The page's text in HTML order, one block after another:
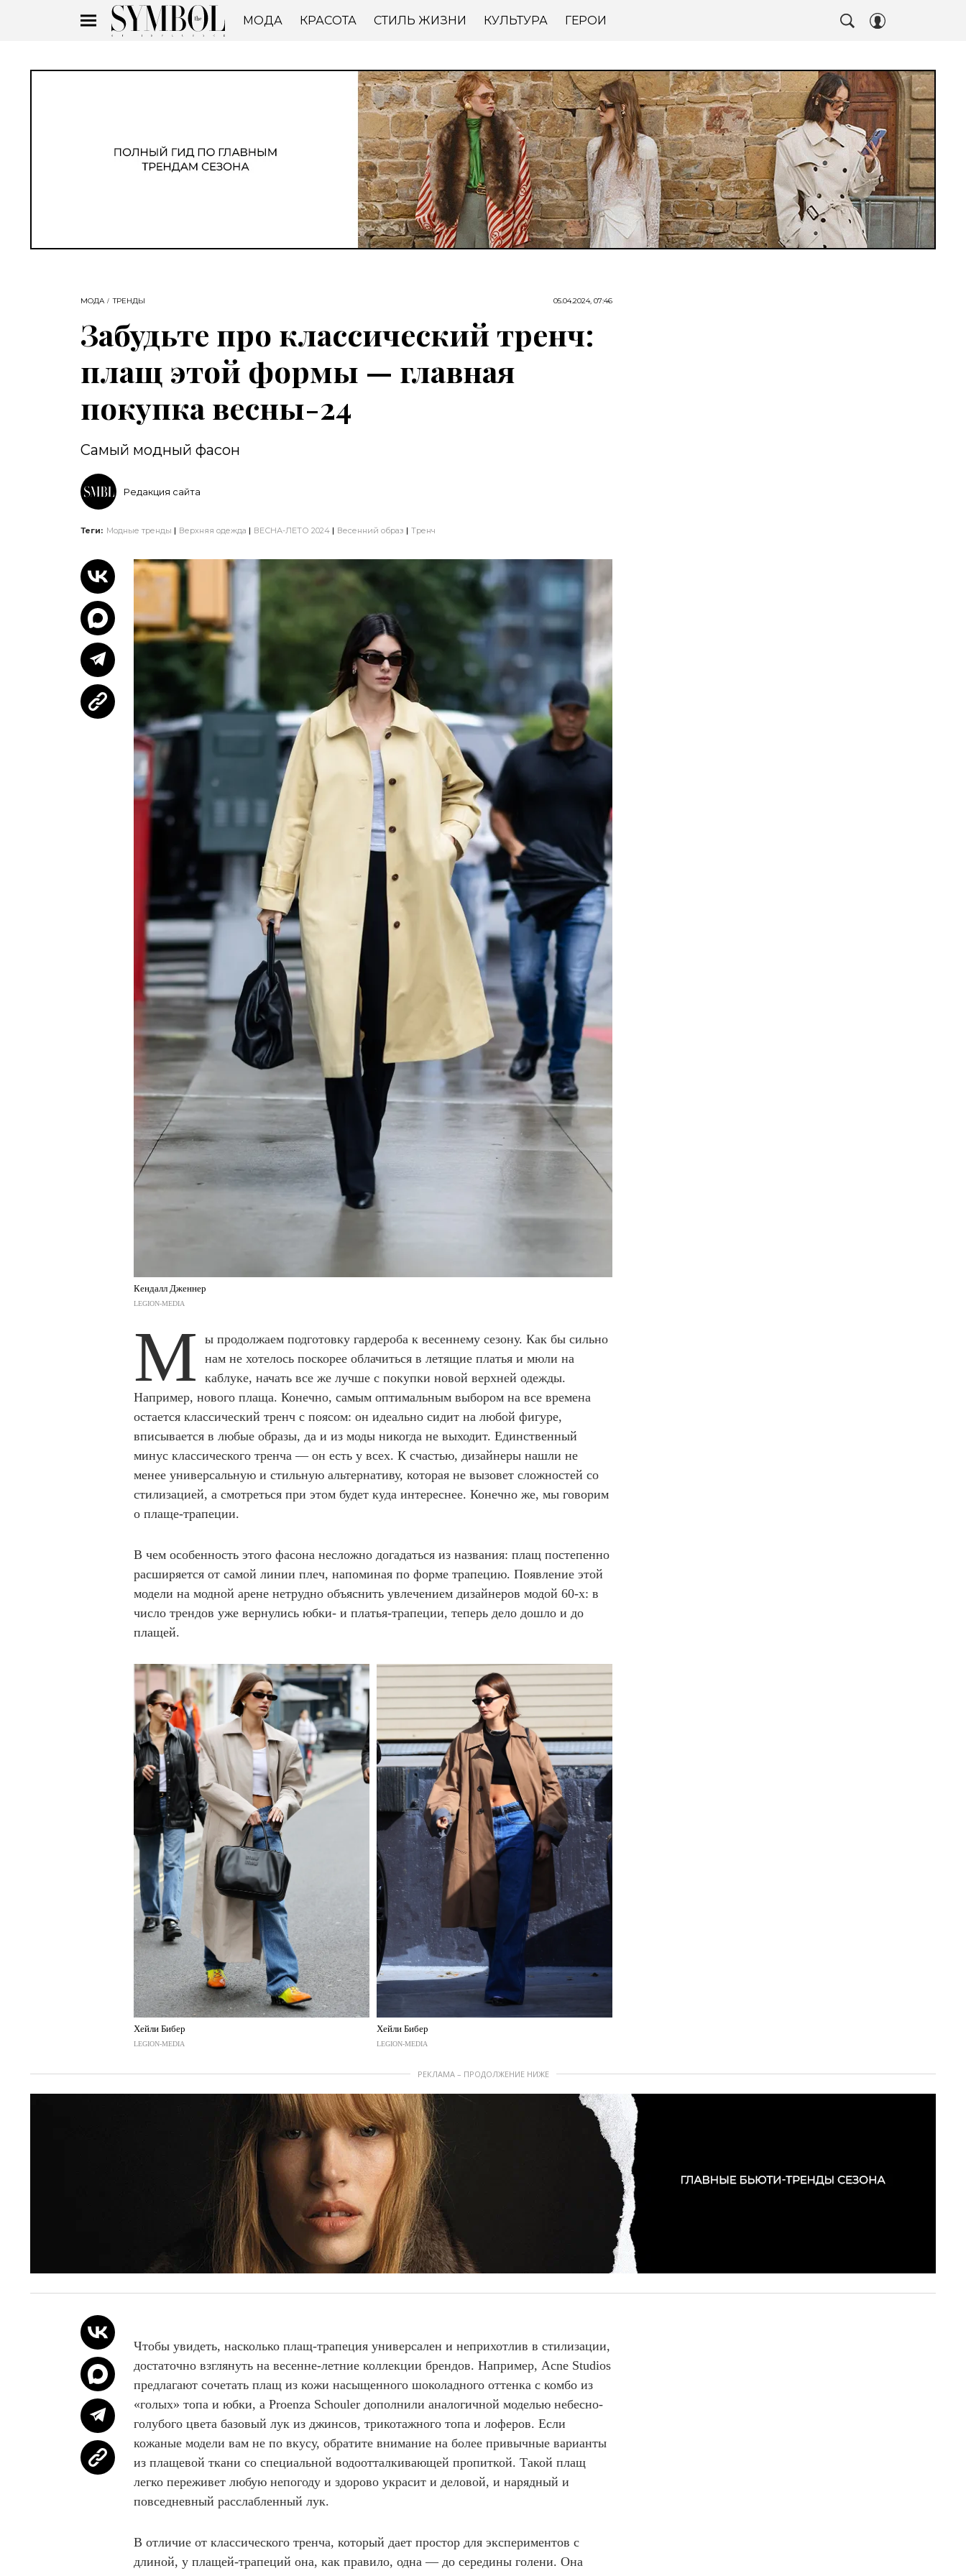
МОДА КРАСОТА СТИЛЬ ЖИЗНИ КУЛЬТУРА ГЕРОИ
МОДА ТРЕНДЫ 05.04.2024, 07:46
Забудьте про классический тренч:
плащ этой формы — главная
покупка весны-24
Самый модный фасон
Редакция сайта
Теги: Модные тренды Верхняя одежда ВЕСНА-ЛЕТО 2024 Весенний образ Тренч
Кендалл Дженнер
LEGION-MEDIA
М
ы продолжаем подготовку гардероба к весеннему сезону. Как бы сильно
нам не хотелось поскорее облачиться в летящие платья и мюли на
каблуке, начать все же лучше с покупки новой верхней одежды.
Например, нового плаща. Конечно, самым оптимальным выбором на все времена
остается классический тренч с поясом: он идеально сидит на любой фигуре,
вписывается в любые образы, да и из моды никогда не выходит. Единственный
минус классического тренча — он есть у всех. К счастью, дизайнеры нашли не
менее универсальную и стильную альтернативу, которая не вызовет сложностей со
стилизацией, а смотреться при этом будет куда интереснее. Конечно же, мы говорим
о плаще-трапеции.
В чем особенность этого фасона несложно догадаться из названия: плащ постепенно
расширяется от самой линии плеч, напоминая по форме трапецию. Появление этой
модели на модной арене нетрудно объяснить увлечением дизайнеров модой 60-х: в
число трендов уже вернулись юбки- и платья-трапеции, теперь дело дошло и до
плащей.
Хейли Бибер
LEGION-MEDIA
Хейли Бибер
LEGION-MEDIA
РЕКЛАМА – ПРОДОЛЖЕНИЕ НИЖЕ
Чтобы увидеть, насколько плащ-трапеция универсален и неприхотлив в стилизации,
достаточно взглянуть на весенне-летние коллекции брендов. Например, Acne Studios
предлагают сочетать плащ из кожи насыщенного шоколадного оттенка с комбо из
«голых» топа и юбки, а Proenza Schouler дополнили аналогичной моделью небесно-
голубого цвета базовый лук из джинсов, трикотажного топа и лоферов. Если
кожаные модели вам не по вкусу, обратите внимание на более привычные варианты
из плащевой ткани со специальной водоотталкивающей пропиткой. Такой плащ
легко переживет любую непогоду и здорово украсит и деловой, и нарядный и
повседневный расслабленный лук.
В отличие от классического тренча, который дает простор для экспериментов с
длиной, у плащей-трапеций она, как правило, одна — до середины голени. Она